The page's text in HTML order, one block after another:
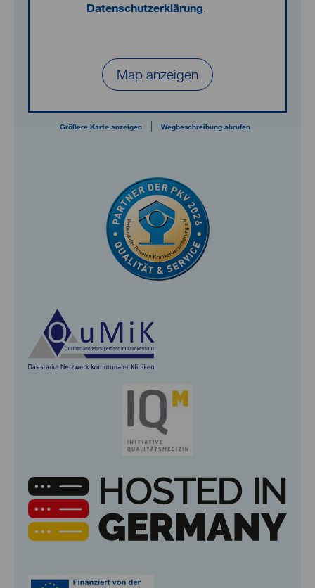
Datenschutzerklärung.
Map anzeigen
Größere Karte anzeigen| Wegbeschreibung abrufen